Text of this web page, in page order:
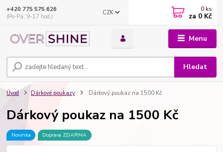
Menu
CZK
Hledat
+420 775 575 626
(Po-Pá, 9-17 hod.)
0 ks
za 0 Kč
Úvod Dárkové poukazy Dárkový poukaz na 1500 Kč
Dárkový poukaz na 1500 Kč
Novinka Doprava ZDARMA